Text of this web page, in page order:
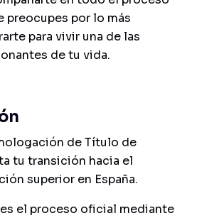
preocupes por lo más
para vivir una de las
de tu vida.
de Título de
tu transición hacia el
superior en España.
el proceso oficial mediante